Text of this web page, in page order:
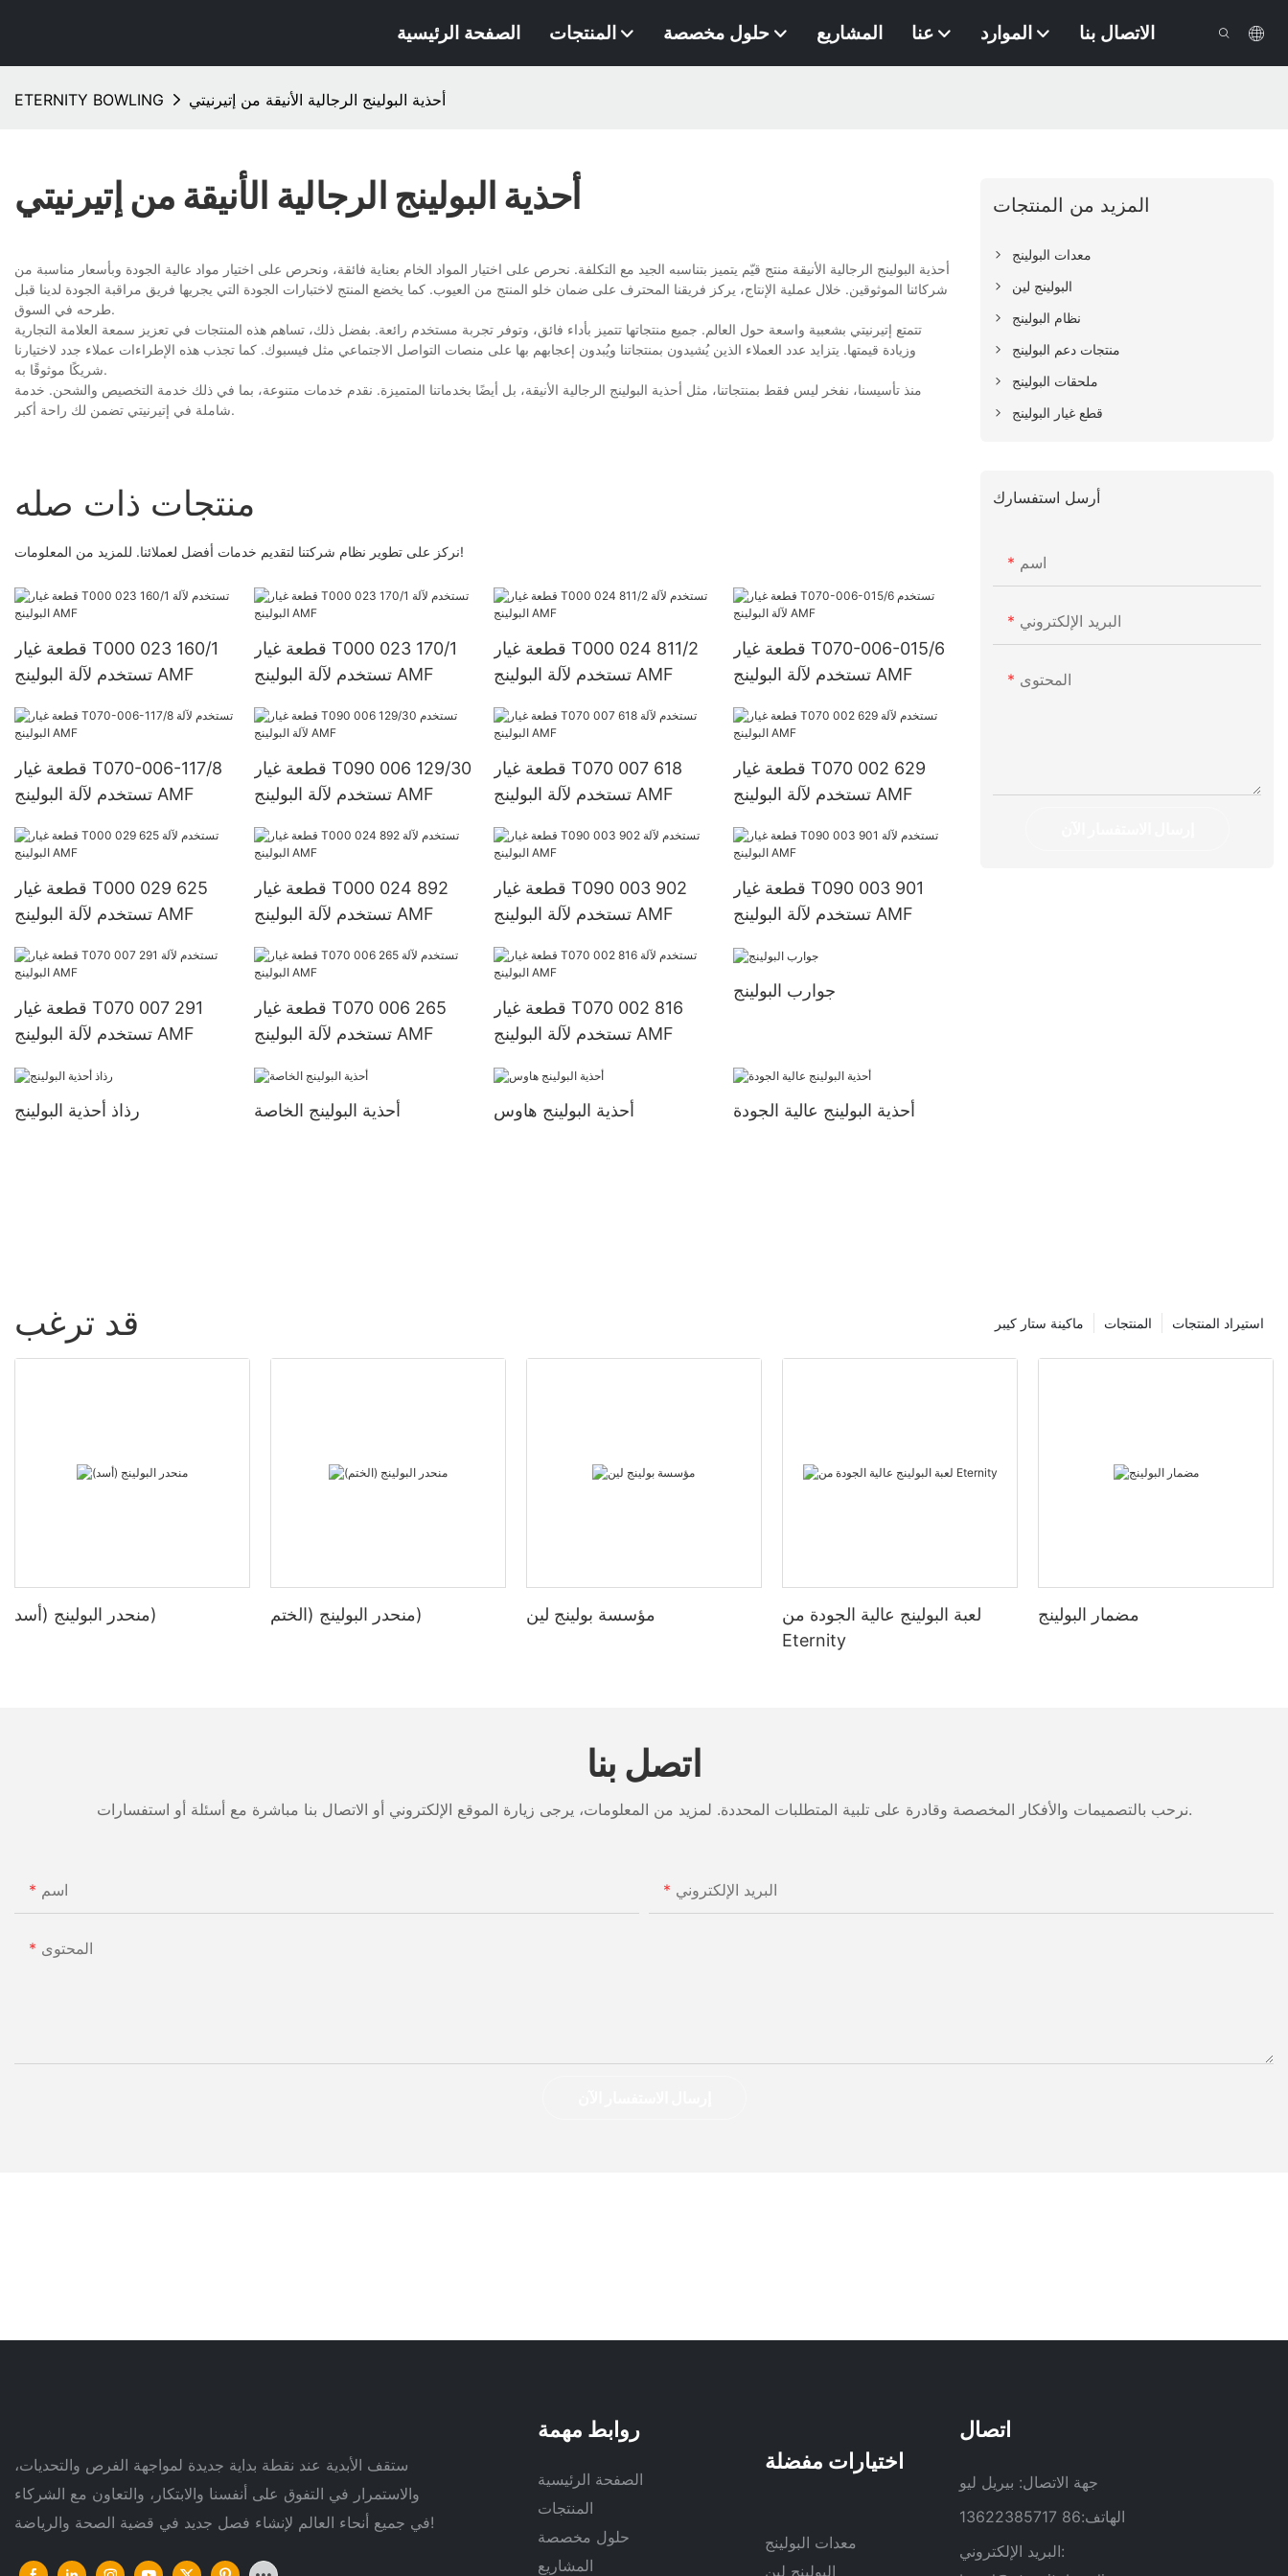
الصفحة الرئيسية المنتجات حلول مخصصة المشاريع عنا الموارد الاتصال بنا
ETERNITY BOWLING أحذية البولينج الرجالية الأنيقة من إتيرنيتي
أحذية البولينج الرجالية الأنيقة من إتيرنيتي
أحذية البولينج الرجالية الأنيقة منتج قيّم يتميز بتناسبه الجيد مع التكلفة. نحرص على اختيار المواد الخام بعناية فائقة، ونحرص على اختيار مواد عالية الجودة وبأسعار مناسبة من
شركائنا الموثوقين. خلال عملية الإنتاج، يركز فريقنا المحترف على ضمان خلو المنتج من العيوب. كما يخضع المنتج لاختبارات الجودة التي يجريها فريق مراقبة الجودة لدينا قبل
طرحه في السوق.
تتمتع إتيرنيتي بشعبية واسعة حول العالم. جميع منتجاتها تتميز بأداء فائق، وتوفر تجربة مستخدم رائعة. بفضل ذلك، تساهم هذه المنتجات في تعزيز سمعة العلامة التجارية
وزيادة قيمتها. يتزايد عدد العملاء الذين يُشيدون بمنتجاتنا ويُبدون إعجابهم بها على منصات التواصل الاجتماعي مثل فيسبوك. كما تجذب هذه الإطراءات عملاء جدد لاختيارنا
شريكًا موثوقًا به.
منذ تأسيسنا، نفخر ليس فقط بمنتجاتنا، مثل أحذية البولينج الرجالية الأنيقة، بل أيضًا بخدماتنا المتميزة. نقدم خدمات متنوعة، بما في ذلك خدمة التخصيص والشحن. خدمة
شاملة في إتيرنيتي تضمن لك راحة أكبر.
منتجات ذات صله
نركز على تطوير نظام شركتنا لتقديم خدمات أفضل لعملائنا. للمزيد من المعلومات!
قطعة غيار T000 023 160/1
تستخدم لآلة البولينج AMF
قطعة غيار T000 023 170/1
تستخدم لآلة البولينج AMF
قطعة غيار T000 024 811/2
تستخدم لآلة البولينج AMF
قطعة غيار T070-006-015/6
تستخدم لآلة البولينج AMF
قطعة غيار T070-006-117/8
تستخدم لآلة البولينج AMF
قطعة غيار T090 006 129/30
تستخدم لآلة البولينج AMF
قطعة غيار T070 007 618
تستخدم لآلة البولينج AMF
قطعة غيار T070 002 629
تستخدم لآلة البولينج AMF
قطعة غيار T000 029 625
تستخدم لآلة البولينج AMF
قطعة غيار T000 024 892
تستخدم لآلة البولينج AMF
قطعة غيار T090 003 902
تستخدم لآلة البولينج AMF
قطعة غيار T090 003 901
تستخدم لآلة البولينج AMF
قطعة غيار T070 007 291
تستخدم لآلة البولينج AMF
قطعة غيار T070 006 265
تستخدم لآلة البولينج AMF
قطعة غيار T070 002 816
تستخدم لآلة البولينج AMF
جوارب البولينج
رذاذ أحذية البولينج أحذية البولينج الخاصة أحذية البولينج هاوس أحذية البولينج عالية الجودة
المزيد من المنتجات
معدات البولينج
البولينج لين
نظام البولينج
منتجات دعم البولينج
ملحقات البولينج
قطع غيار البولينج
أرسل استفسارك
اسم
البريد الإلكتروني
المحتوى
قد ترغب استيراد المنتجات المنتجات ماكينة ستار كيبر
منحدر البولينج (أسد) منحدر البولينج (الختم) مؤسسة بولينج لين
لعبة البولينج عالية الجودة من
Eternity
مضمار البولينج
اتصل بنا
نرحب بالتصميمات والأفكار المخصصة وقادرة على تلبية المتطلبات المحددة. لمزيد من المعلومات، يرجى زيارة الموقع الإلكتروني أو الاتصال بنا مباشرة مع أسئلة أو استفسارات.
اسم البريد الإلكتروني
المحتوى
ستقف الأبدية عند نقطة بداية جديدة لمواجهة الفرص والتحديات،
والاستمرار في التفوق على أنفسنا والابتكار، والتعاون مع الشركاء
في جميع أنحاء العالم لإنشاء فصل جديد في قضية الصحة والرياضة!
روابط مهمة
الصفحة الرئيسية
المنتجات
حلول مخصصة
المشاريع
معدات البولينج
البولينج لين
اتصال
جهة الاتصال: بيريل ليو
الهاتف:86 13622385717
البريد الإلكتروني: